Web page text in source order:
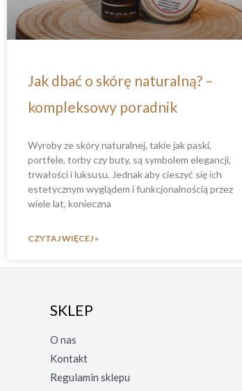
Jak dbać o skórę naturalną? –
kompleksowy poradnik
Wyroby ze skóry naturalnej, takie jak paski,
portfele, torby czy buty, są symbolem elegancji,
trwałości i luksusu. Jednak aby cieszyć się ich
estetycznym wyglądem i funkcjonalnością przez
wiele lat, konieczna
CZYTAJ WIĘCEJ »
SKLEP
O nas
Kontakt
Regulamin sklepu